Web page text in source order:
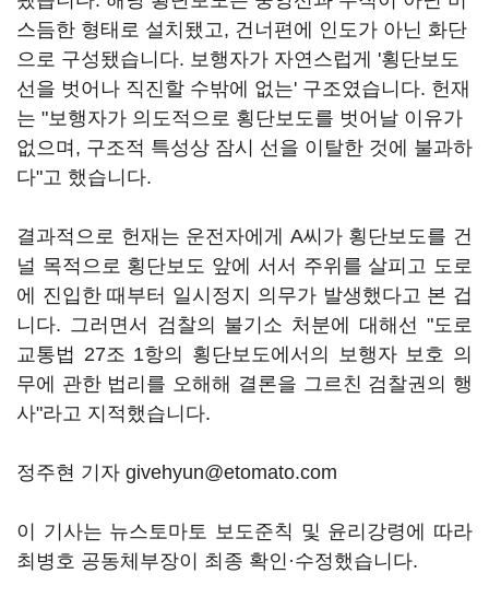
스듬한 형태로 설치됐고, 건너편에 인도가 아닌 화단
으로 구성됐습니다. 보행자가 자연스럽게 '횡단보도
선을 벗어나 직진할 수밖에 없는' 구조였습니다. 헌재
는 "보행자가 의도적으로 횡단보도를 벗어날 이유가
없으며, 구조적 특성상 잠시 선을 이탈한 것에 불과하
다"고 했습니다.
결과적으로 헌재는 운전자에게 A씨가 횡단보도를 건
널 목적으로 횡단보도 앞에 서서 주위를 살피고 도로
에 진입한 때부터 일시정지 의무가 발생했다고 본 겁
니다. 그러면서 검찰의 불기소 처분에 대해선 "도로
교통법 27조 1항의 횡단보도에서의 보행자 보호 의
무에 관한 법리를 오해해 결론을 그르친 검찰권의 행
사"라고 지적했습니다.
정주현 기자 givehyun@etomato.com
이 기사는 뉴스토마토 보도준칙 및 윤리강령에 따라
최병호 공동체부장이 최종 확인·수정했습니다.